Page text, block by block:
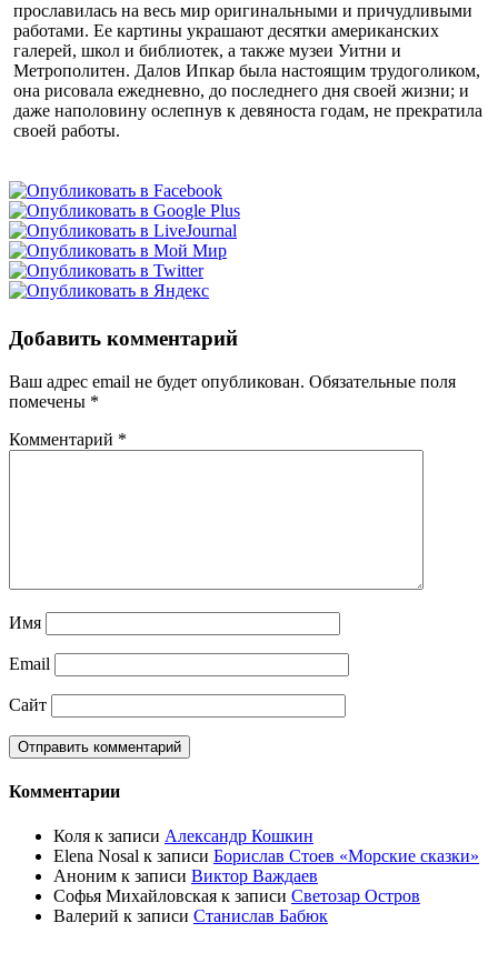
прославилась на весь мир оригинальными и причудливыми
работами. Ее картины украшают десятки американских
галерей, школ и библиотек, а также музеи Уитни и
Метрополитен. Далов Ипкар была настоящим трудоголиком,
она рисовала ежедневно, до последнего дня своей жизни; и
даже наполовину ослепнув к девяноста годам, не прекратила
своей работы.
Добавить комментарий
Ваш адрес email не будет опубликован. Обязательные поля
помечены *
Комментарий *
Имя
Email
Сайт
Комментарии
Коля к записи Александр Кошкин
Elena Nosal к записи Борислав Стоев «Морские сказки»
Аноним к записи Виктор Важдаев
Софья Михайловская к записи Светозар Остров
Валерий к записи Станислав Бабюк